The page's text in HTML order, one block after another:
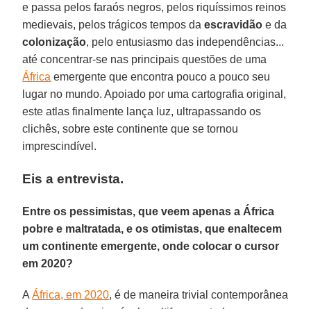
e passa pelos faraós negros, pelos riquíssimos reinos
medievais, pelos trágicos tempos daescravidão e da
colonização, pelo entusiasmo das independências...
até concentrar-se nas principais questões de uma
África emergente que encontra pouco a pouco seu
lugar no mundo. Apoiado por uma cartografia original,
este atlas finalmente lança luz, ultrapassando os
clichês, sobre este continente que se tornou
imprescindível.
Eis a entrevista.
Entre os pessimistas, que veem apenas a África
pobre e maltratada, e os otimistas, que enaltecem
um continente emergente, onde colocar o cursor
em 2020?
AÁfrica, em 2020, é de maneira trivial contemporânea